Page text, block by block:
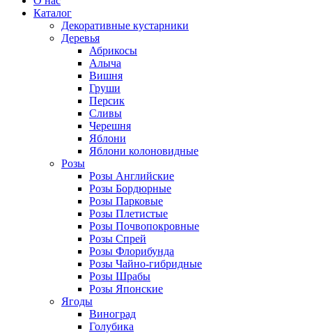
Каталог
Декоративные кустарники
Деревья
Абрикосы
Алыча
Вишня
Груши
Персик
Сливы
Черешня
Яблони
Яблони колоновидные
Розы
Розы Английские
Розы Бордюрные
Розы Парковые
Розы Плетистые
Розы Почвопокровные
Розы Спрей
Розы Флорибунда
Розы Чайно-гибридные
Розы Шрабы
Розы Японские
Ягоды
Виноград
Голубика